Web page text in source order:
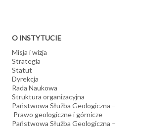
O INSTYTUCIE
Misja i wizja
Strategia
Statut
Dyrekcja
Rada Naukowa
Struktura organizacyjna
Państwowa Służba Geologiczna –
Prawo geologiczne i górnicze
Państwowa Służba Geologiczna –